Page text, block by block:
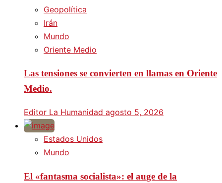
Geopolítica
Irán
Mundo
Oriente Medio
Las tensiones se convierten en llamas en Oriente
Medio.
Editor La Humanidad agosto 5, 2026
Estados Unidos
Mundo
El «fantasma socialista»: el auge de la